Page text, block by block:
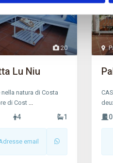
20
Lu Niu
natura di Costa
di Cost ...
4 1
email
0